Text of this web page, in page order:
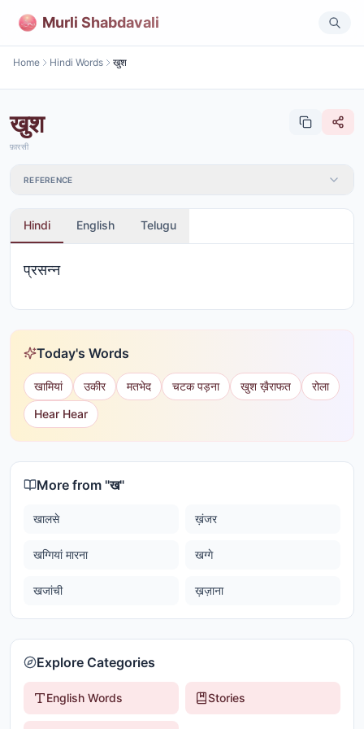
Murli Shabdavali
Home Hindi Words खुश
खुश
फ़ारसी
REFERENCE
Hindi English Telugu
प्रसन्न
Today's Words
खामियां उकीर मतभेद चटक पड़ना खुश ख़ैराफत
रोला
Hear Hear
More from "ख"
खालसे ख़ंजर
खग्गियां मारना खग्गे
खजांची ख़ज़ाना
Explore Categories
English Words Stories